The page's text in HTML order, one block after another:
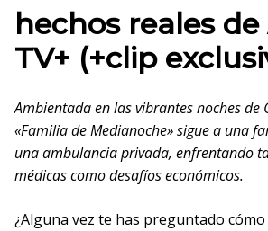
hechos reales
TV+ (+clip
Ambientada en las vibrantes noches de
«Familia de Medianoche» sigue a una
una ambulancia privada, enfrentando
médicas como desafíos económicos.
¿Alguna vez te has preguntado